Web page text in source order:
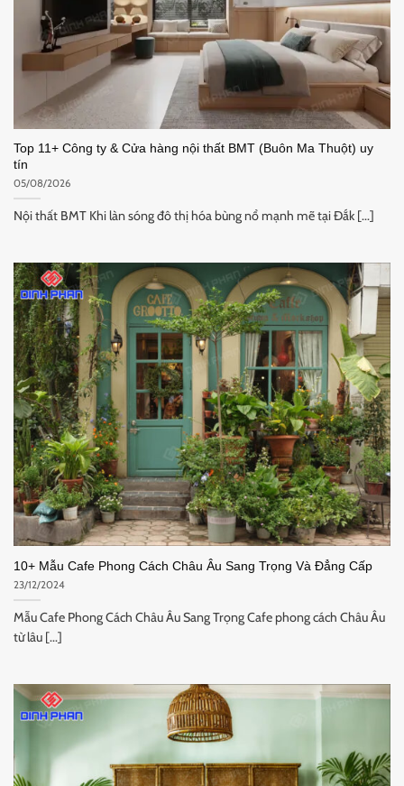
Top 11+ Công ty & Cửa hàng nội thất BMT (Buôn Ma Thuột) uy
tín
05/08/2026
Nội thất BMT Khi làn sóng đô thị hóa bùng nổ mạnh mẽ tại Đắk [...]
10+ Mẫu Cafe Phong Cách Châu Âu Sang Trọng Và Đẳng Cấp
23/12/2024
Mẫu Cafe Phong Cách Châu Âu Sang Trọng Cafe phong cách Châu Âu
từ lâu [...]